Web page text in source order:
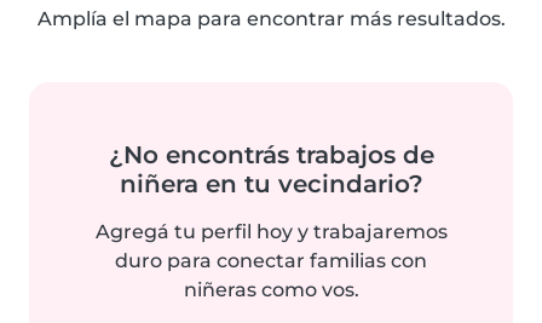
Amplía el mapa para encontrar más resultados.
¿No encontrás trabajos de
niñera en tu vecindario?
Agregá tu perfil hoy y trabajaremos
duro para conectar familias con
niñeras como vos.